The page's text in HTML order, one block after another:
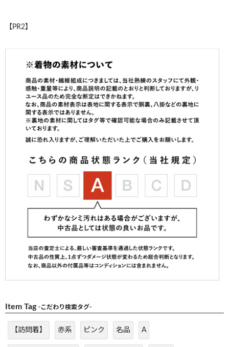
【PR2】
Item Tag -こだわり検索タグ-
【訪問着】 赤系 ピンク 名品 A